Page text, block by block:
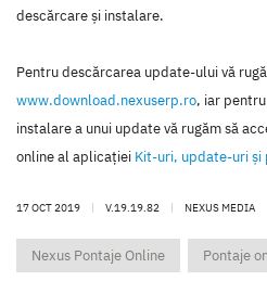
descărcare şi instalare.
Pentru descărcarea update-ului vă
www.download.nexuserp.ro, iar
instalare a unui update vă rugăm să
online al aplicaţiei Kit-uri, update-uri şi
17 OCT 2019 | V.19.19.82 | NEXUS MEDIA
Nexus Pontaje Online Pontaje